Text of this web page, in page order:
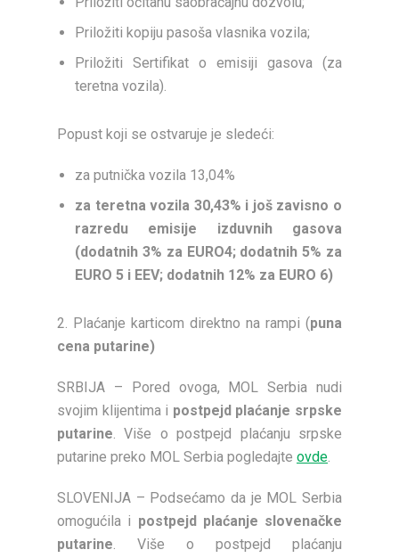
Priložiti kopiju pasoša vlasnika vozila;
Priložiti Sertifikat o emisiji gasova (za
teretna vozila).
Popust koji se ostvaruje je sledeći:
za putnička vozila 13,04%
za teretna vozila 30,43% i još zavisno o
razredu emisije izduvnih gasova
(dodatnih 3% za EURO4; dodatnih 5% za
EURO 5 i EEV; dodatnih 12% za EURO 6)
2. Plaćanje karticom direktno na rampi (puna
cena putarine)
SRBIJA – Pored ovoga, MOL Serbia nudi
svojim klijentima i postpejd plaćanje srpske
putarine. Više o postpejd plaćanju srpske
putarine preko MOL Serbia pogledajte ovde.
SLOVENIJA – Podsećamo da je MOL Serbia
omogućila i postpejd plaćanje slovenačke
putarine. Više o postpejd plaćanju